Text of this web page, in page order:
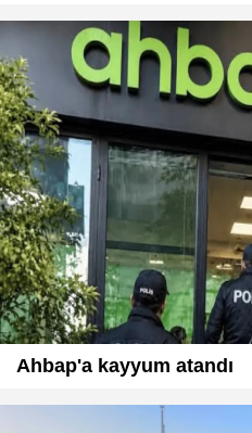
Ahbap'a kayyum atandı